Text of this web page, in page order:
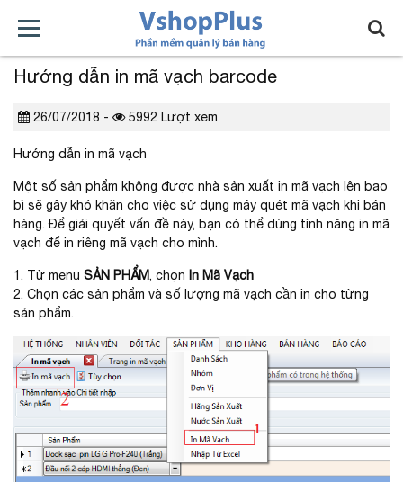
MIỄN
PHÍ
CÀI
ĐẶT
SỬ
DỤNG
BẢO
TRÌ
HỖ
TRỢ
BẢNG
GIÁ
Hướng dẫn in mã vạch barcode
26/07/2018 - 5992 Lượt xem
Hướng dẫn in mã vạch
Một số sản phẩm không được nhà sản xuất in mã vạch lên bao
bì sẽ gây khó khăn cho việc sử dụng máy quét mã vạch khi bán
hàng. Để giải quyết vấn đề này, bạn có thể dùng tính năng in mã
vạch để in riêng mã vạch cho mình.
1. Từ menu SẢN PHẨM, chọn In Mã Vạch
2. Chọn các sản phẩm và số lượng mã vạch cần in cho từng
sản phẩm.